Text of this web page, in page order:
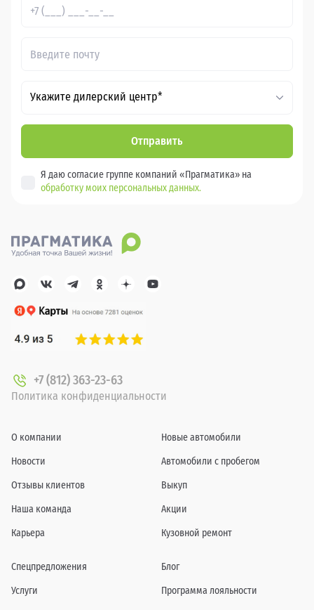
Укажите дилерский центр*
Отправить
Я даю согласие группе компаний «Прагматика» на
обработку моих персональных данных.
+7 (812) 363-23-63
Политика конфиденциальности
О компании
Новости
Отзывы клиентов
Наша команда
Карьера
Новые автомобили
Автомобили с пробегом
Выкуп
Акции
Кузовной ремонт
Спецпредложения
Услуги
Блог
Программа лояльности